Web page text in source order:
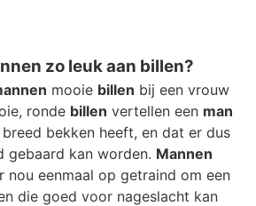
zo leuk aan billen?
mooie billen bij een vrouw
ronde billen vertellen een man
bekken heeft, en dat er dus
gebaard kan worden. Mannen
nou eenmaal op getraind om een
die goed voor nageslacht kan